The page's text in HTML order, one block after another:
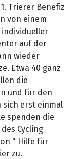
Trierer Benefiz
von einem
individueller
auf der
wieder
Etwa 40 ganz
die
und für den
sich erst einmal
spenden die
Cycling
" Hilfe für
zu.